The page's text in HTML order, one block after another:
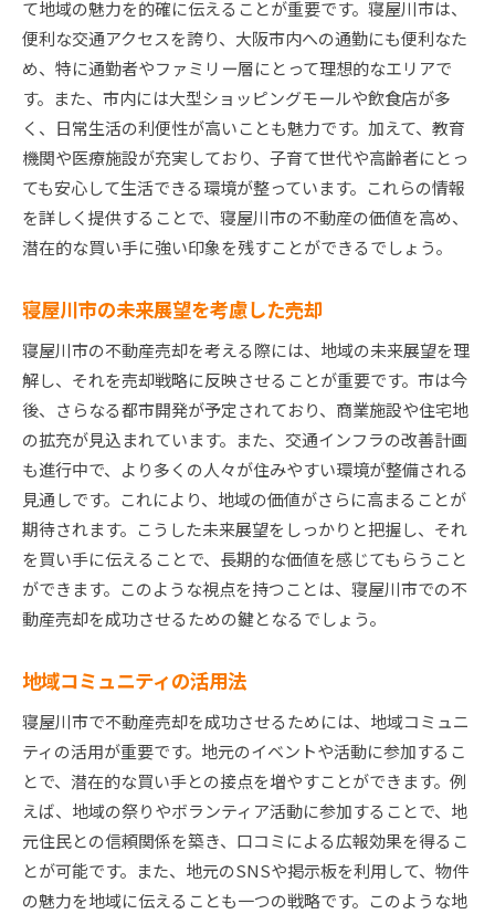
て地域の魅力を的確に伝えることが重要です。寝屋川市は、
便利な交通アクセスを誇り、大阪市内への通勤にも便利なた
め、特に通勤者やファミリー層にとって理想的なエリアで
す。また、市内には大型ショッピングモールや飲食店が多
く、日常生活の利便性が高いことも魅力です。加えて、教育
機関や医療施設が充実しており、子育て世代や高齢者にとっ
ても安心して生活できる環境が整っています。これらの情報
を詳しく提供することで、寝屋川市の不動産の価値を高め、
潜在的な買い手に強い印象を残すことができるでしょう。
寝屋川市の未来展望を考慮した売却
寝屋川市の不動産売却を考える際には、地域の未来展望を理
解し、それを売却戦略に反映させることが重要です。市は今
後、さらなる都市開発が予定されており、商業施設や住宅地
の拡充が見込まれています。また、交通インフラの改善計画
も進行中で、より多くの人々が住みやすい環境が整備される
見通しです。これにより、地域の価値がさらに高まることが
期待されます。こうした未来展望をしっかりと把握し、それ
を買い手に伝えることで、長期的な価値を感じてもらうこと
ができます。このような視点を持つことは、寝屋川市での不
動産売却を成功させるための鍵となるでしょう。
地域コミュニティの活用法
寝屋川市で不動産売却を成功させるためには、地域コミュニ
ティの活用が重要です。地元のイベントや活動に参加するこ
とで、潜在的な買い手との接点を増やすことができます。例
えば、地域の祭りやボランティア活動に参加することで、地
元住民との信頼関係を築き、口コミによる広報効果を得るこ
とが可能です。また、地元のSNSや掲示板を利用して、物件
の魅力を地域に伝えることも一つの戦略です。このような地